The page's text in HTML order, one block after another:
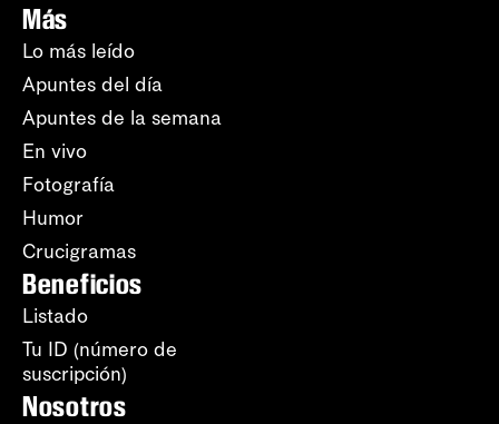
Más
Lo más leído
Apuntes del día
Apuntes de la semana
En vivo
Fotografía
Humor
Crucigramas
Beneficios
Listado
Tu ID (número de
suscripción)
Nosotros